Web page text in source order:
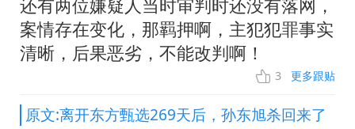
还有两位嫌疑人当时审判时还没有落网，
案情存在变化，那羁押啊，主犯犯罪事实
清晰，后果恶劣，不能改判啊！
3 更多跟贴
原文:离开东方甄选269天后，孙东旭杀回来了